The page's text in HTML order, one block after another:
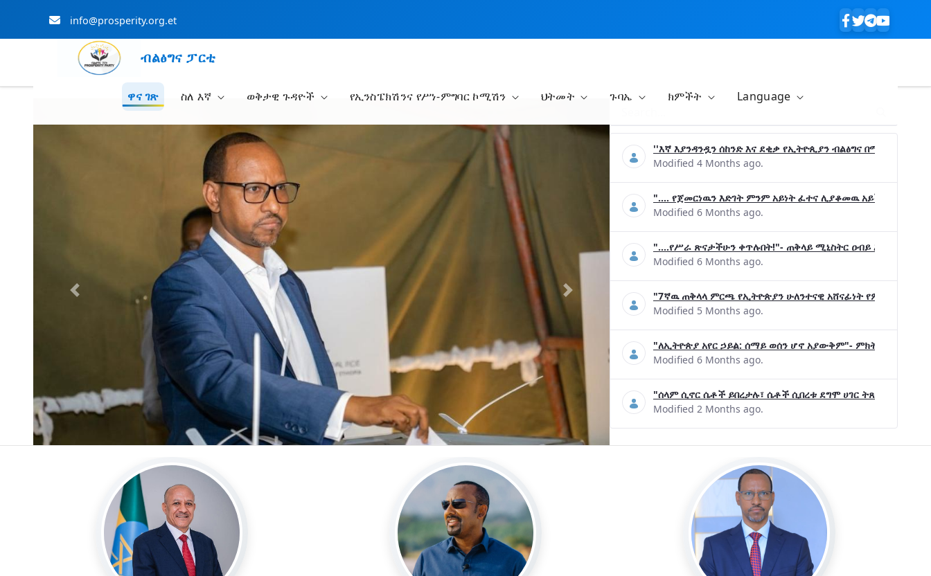
info@prosperity.org.et
ብልፅግና ፓርቲ
ዋና ገጽ ስለ እኛ ወቅታዊ ጉዳዮች የኢንስፔክሽንና የሥነ-ምግባር ኮሚሽን ህትመት ጉባኤ ክምችት Language
Previous Next
''እኛ እያንዳንዷን ሰከንድ እና ደቂቃ የኢትዮጲያን ብልፅግና በሚያረጋግጡ
Modified 4 Months ago.
".... የጀመርነዉን እድገት ምንም አይነት ፈተና ሊያቆመዉ አይችልም"-
Modified 6 Months ago.
"....የሥራ ጽናታችሁን ቀጥሉበት!"- ጠቅላይ ሚኒስትር ዐብይ አሕመድ (ዶ/ር)
Modified 6 Months ago.
"7ኛዉ ጠቅላላ ምርጫ የኢትዮጵያን ሁለንተናዊ አሸናፊነት የምናረጋግጥበት
Modified 5 Months ago.
"ለኢትዮጵያ አየር ኃይል: ሰማይ ወሰን ሆኖ አያውቅም"- ምክትል ጠቅላይ
Modified 6 Months ago.
"ሰላም ሲኖር ሴቶች ይበረታሉ፣ ሴቶች ሲበረቱ ደግሞ ሀገር ትጸናለች"- ዶ/ር
Modified 2 Months ago.